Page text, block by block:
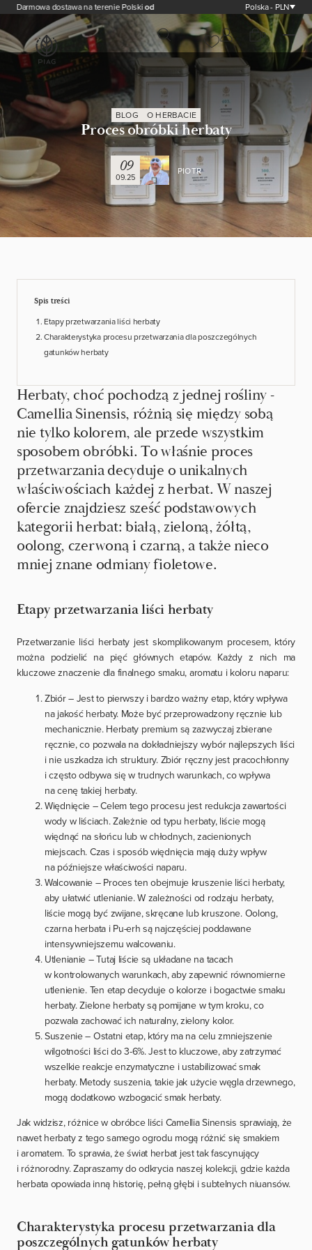
Darmowa dostawa na terenie Polskiod 200,00 zł Polska - PLN
0
BLOG O HERBACIE
Proces obróbki herbaty
09
09.25
PIOTR
Spis treści
Etapy przetwarzania liści herbaty
Charakterystyka procesu przetwarzania dla poszczególnych
gatunków herbaty
Herbaty, choć pochodzą z jednej rośliny -
Camellia Sinensis, różnią się między sobą
nie tylko kolorem, ale przede wszystkim
sposobem obróbki. To właśnie proces
przetwarzania decyduje o unikalnych
właściwościach każdej z herbat. W naszej
ofercie znajdziesz sześć podstawowych
kategorii herbat: białą, zieloną, żółtą,
oolong, czerwoną i czarną, a także nieco
mniej znane odmiany fioletowe.
Etapy przetwarzania liści herbaty
Przetwarzanie liści herbaty jest skomplikowanym procesem, który
można podzielić na pięć głównych etapów. Każdy z nich ma
kluczowe znaczenie dla finalnego smaku, aromatu i koloru naparu:
Zbiór – Jest to pierwszy i bardzo ważny etap, który wpływa
na jakość herbaty. Może być przeprowadzony ręcznie lub
mechanicznie. Herbaty premium są zazwyczaj zbierane
ręcznie, co pozwala na dokładniejszy wybór najlepszych liści
i nie uszkadza ich struktury. Zbiór ręczny jest pracochłonny
i często odbywa się w trudnych warunkach, co wpływa
na cenę takiej herbaty.
Więdnięcie – Celem tego procesu jest redukcja zawartości
wody w liściach. Zależnie od typu herbaty, liście mogą
więdnąć na słońcu lub w chłodnych, zacienionych
miejscach. Czas i sposób więdnięcia mają duży wpływ
na późniejsze właściwości naparu.
Walcowanie – Proces ten obejmuje kruszenie liści herbaty,
aby ułatwić utlenianie. W zależności od rodzaju herbaty,
liście mogą być zwijane, skręcane lub kruszone. Oolong,
czarna herbata i Pu-erh są najczęściej poddawane
intensywniejszemu walcowaniu.
Utlenianie – Tutaj liście są układane na tacach
w kontrolowanych warunkach, aby zapewnić równomierne
utlenienie. Ten etap decyduje o kolorze i bogactwie smaku
herbaty. Zielone herbaty są pomijane w tym kroku, co
pozwala zachować ich naturalny, zielony kolor.
Suszenie – Ostatni etap, który ma na celu zmniejszenie
wilgotności liści do 3-6%. Jest to kluczowe, aby zatrzymać
wszelkie reakcje enzymatyczne i ustabilizować smak
herbaty. Metody suszenia, takie jak użycie węgla drzewnego,
mogą dodatkowo wzbogacić smak herbaty.
Jak widzisz, różnice w obróbce liści Camellia Sinensis sprawiają, że
nawet herbaty z tego samego ogrodu mogą różnić się smakiem
i aromatem. To sprawia, że świat herbat jest tak fascynujący
i różnorodny. Zapraszamy do odkrycia naszej kolekcji, gdzie każda
herbata opowiada inną historię, pełną głębi i subtelnych niuansów.
Charakterystyka procesu przetwarzania dla
poszczególnych gatunków herbaty